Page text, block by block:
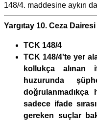
148/4. maddesine aykırı
Yargıtay 10. Ceza
TCK 148/4
TCK 148/4'te yer
kollukça alınan
huzurunda
doğrulanmadıkça
sadece ifade
gereken suçlar